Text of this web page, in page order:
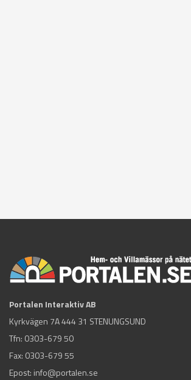
Portalen Interaktiv AB
Kyrkvägen 7A 444 31 STENUNGSUND
Tfn: 0303-679 50
Fax: 0303-679 55
Epost: info@portalen.se